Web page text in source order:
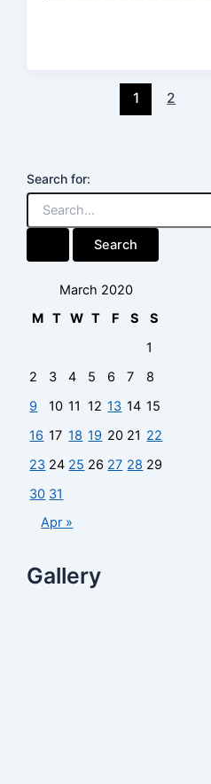
1 2
Search for:
March 2020
M T W T F S
S
1
2
3 4 5 6 7
8
9
10 11 12 13 14 15
16 17 18 19 20 21 22
23 24 25 26 27 28 29
30 31
Apr »
Gallery